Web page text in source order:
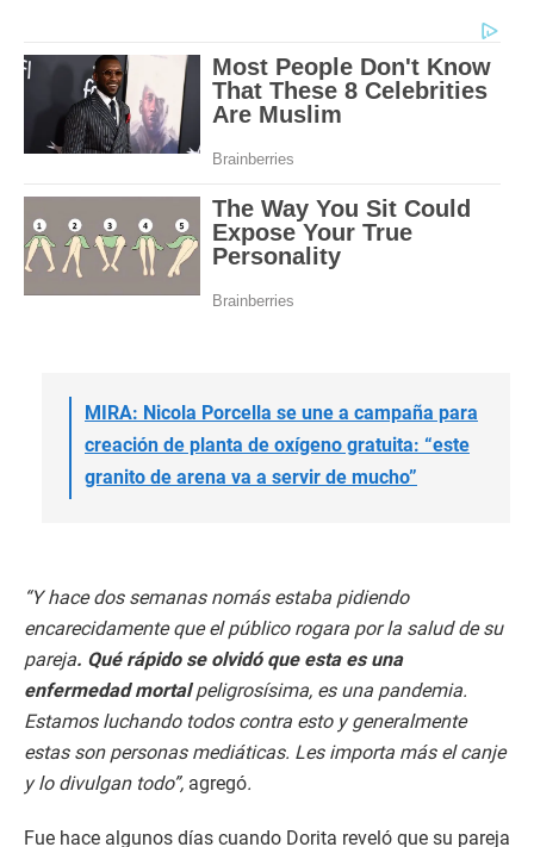
MIRA: Nicola Porcella se une a campaña para
creación de planta de oxígeno gratuita: “este
granito de arena va a servir de mucho”
“Y hace dos semanas nomás estaba pidiendo
encarecidamente que el público rogara por la salud de su
pareja. Qué rápido se olvidó que esta es una
enfermedad mortalpeligrosísima, es una pandemia.
Estamos luchando todos contra esto y generalmente
estas son personas mediáticas. Les importa más el canje
y lo divulgan todo”, agregó.
Fue hace algunos días cuando Dorita reveló que su pareja